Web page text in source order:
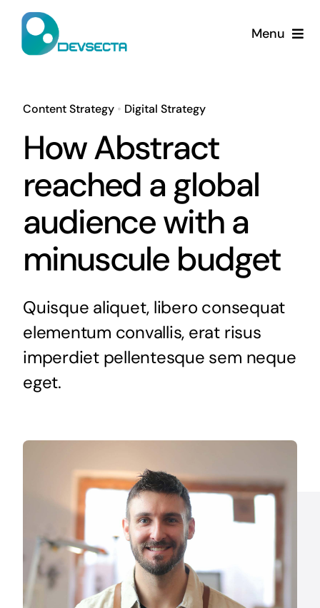
Skip
content
Menu
Services
Company
Contact Us
Content Strategy• Digital Strategy
How Abstract
reached a global
audience with a
minuscule budget
Quisque aliquet, libero consequat
elementum convallis, erat risus
imperdiet pellentesque sem neque
eget.